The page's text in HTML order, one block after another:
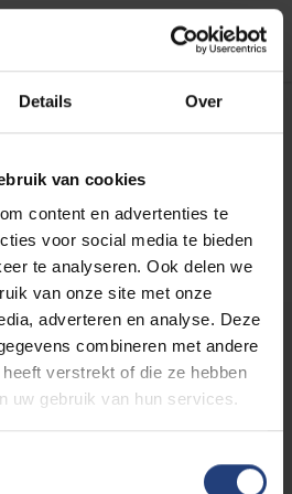
Details Over
van cookies
content en advertenties te
voor social media te bieden
te analyseren. Ook delen we
van onze site met onze
adverteren en analyse. Deze
combineren met andere
verstrekt of die ze hebben
uw gebruik van hun services.
Register
Channon
Alex Channon